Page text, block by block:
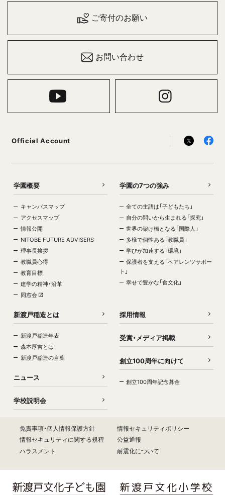
ご寄付のお願い
お問い合わせ
Official Account
学園概要
キャンパスマップ
アクセスマップ
情報公開
NITOBE FUTURE ADVISERS
理事長挨拶
教職員心得
教育目標
建学の精神・沿革
同窓会
学園の7つの強み
全ての主語は「子どもたち」
自分の問いから生まれる「探究」
世界の架け橋となる「国際人」
多様で個性ある「教職員」
学びが加速する「環境」
保護者を支える「ペアレンツサポー
ト」
幸せで豊かな「食文化」
新渡戸稲造とは
新渡戸稲造年表
森本厚吉とは
新渡戸稲造の言葉
ニュース
学校説明会
採用情報
受賞・メディア掲載
創立100周年に向けて
創立100周年記念募金
免責事項・個人情報保護方針
情報セキュリティポリシー
情報セキュリティに関する規程
公益通報
ハラスメント
耐震化について